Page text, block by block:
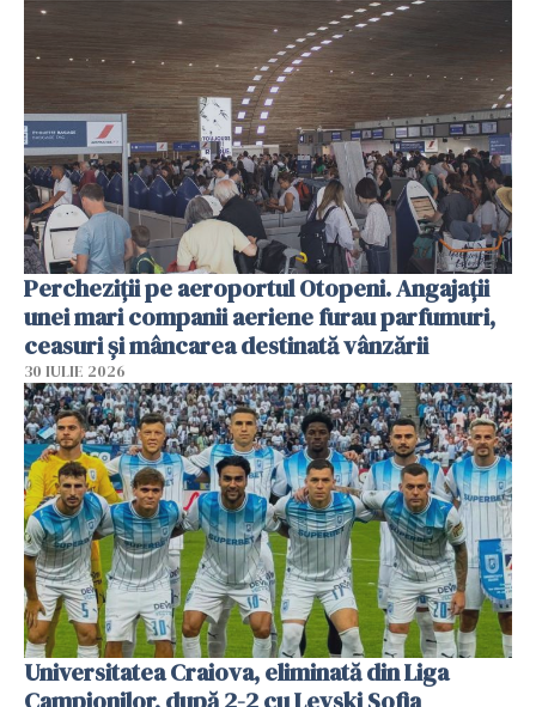
Percheziții pe aeroportul Otopeni. Angajații
unei mari companii aeriene furau parfumuri,
ceasuri și mâncarea destinată vânzării
30 IULIE 2026
Universitatea Craiova, eliminată din Liga